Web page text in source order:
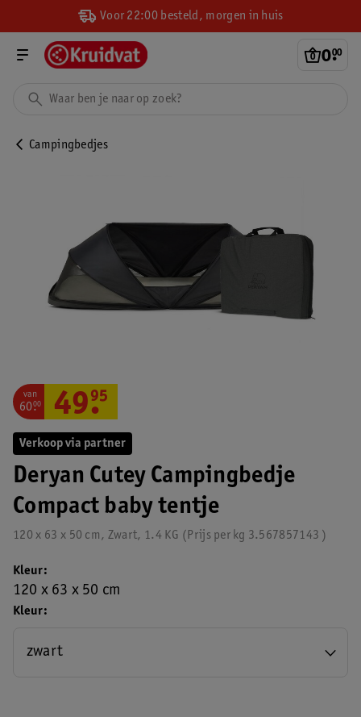
Voor 22:00 besteld, morgen in huis
0.
00
Campingbedjes
Verkoop via partner
Deryan Cutey Campingbedje
Compact baby tentje
120 x 63 x 50 cm, Zwart, 1.4 KG 3.567857143
Prijs per kg
van
60.
00 49.
95
Kleur
zwart
Kleur
120 x 63 x 50 cm